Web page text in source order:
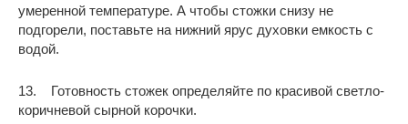
умеренной температуре. А чтобы стожки снизу не
подгорели, поставьте на нижний ярус духовки емкость с
водой.
13. Готовность стожек определяйте по красивой светло-
коричневой сырной корочки.